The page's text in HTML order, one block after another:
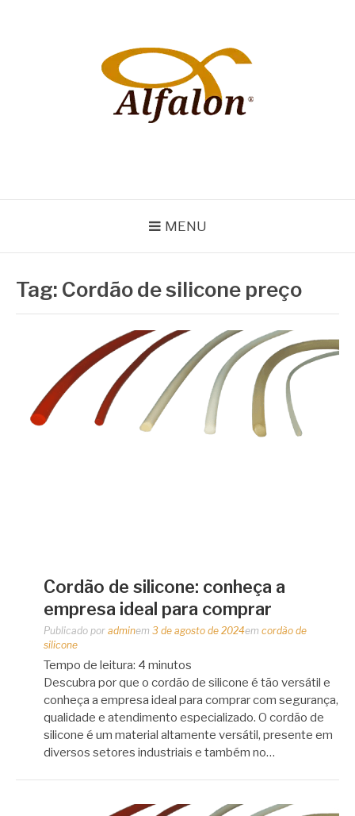
MENU
Tag: Cordão de silicone preço
Cordão de silicone: conheça a
empresa ideal para comprar
Publicado por adminem 3 de agosto de 2024em cordão de
silicone
Tempo de leitura: 4 minutos
Descubra por que o cordão de silicone é tão versátil e
conheça a empresa ideal para comprar com segurança,
qualidade e atendimento especializado. O cordão de
silicone é um material altamente versátil, presente em
diversos setores industriais e também no…